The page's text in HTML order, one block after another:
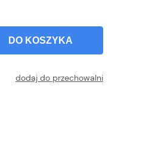
DO KOSZYKA
dodaj do przechowalni